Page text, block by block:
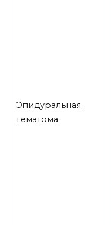
Эпидуральная
гематома